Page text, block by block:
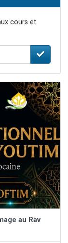
cours et
au Rav